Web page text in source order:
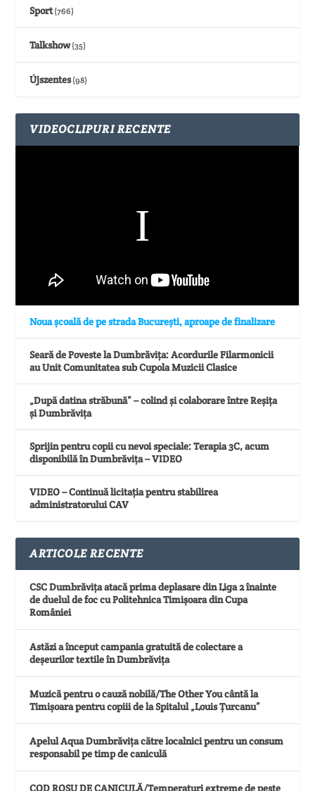
Sport(766)
Talkshow(35)
Újszentes(98)
VIDEOCLIPURI RECENTE
Noua școală de pe strada București, aproape de finalizare
Seară de Poveste la Dumbrăvița: Acordurile Filarmonicii
au Unit Comunitatea sub Cupola Muzicii Clasice
„După datina străbună” – colind și colaborare între Reșița
și Dumbrăvița
Sprijin pentru copii cu nevoi speciale: Terapia 3C, acum
disponibilă în Dumbrăvița – VIDEO
VIDEO – Continuă licitația pentru stabilirea
administratorului CAV
ARTICOLE RECENTE
CSC Dumbrăvița atacă prima deplasare din Liga 2 înainte
de duelul de foc cu Politehnica Timișoara din Cupa
României
Astăzi a început campania gratuită de colectare a
deșeurilor textile în Dumbrăvița
Muzică pentru o cauză nobilă/The Other You cântă la
Timișoara pentru copiii de la Spitalul „Louis Țurcanu”
Apelul Aqua Dumbrăvița către localnici pentru un consum
responsabil pe timp de caniculă
COD ROȘU DE CANICULĂ/Temperaturi extreme de peste